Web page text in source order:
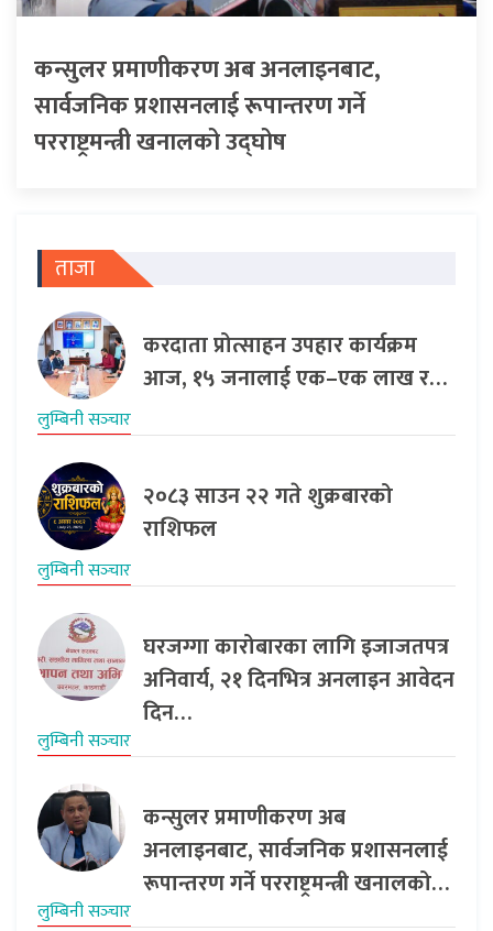
कन्सुलर प्रमाणीकरण अब अनलाइनबाट,
सार्वजनिक प्रशासनलाई रूपान्तरण गर्ने
परराष्ट्रमन्त्री खनालको उद्घोष
ताजा
करदाता प्रोत्साहन उपहार कार्यक्रम
आज, १५ जनालाई एक–एक लाख र…
लुम्बिनी सञ्‍चार
२०८३ साउन २२ गते शुक्रबारको
राशिफल
लुम्बिनी सञ्‍चार
घरजग्गा कारोबारका लागि इजाजतपत्र
अनिवार्य, २१ दिनभित्र अनलाइन आवेदन
दिन…
लुम्बिनी सञ्‍चार
कन्सुलर प्रमाणीकरण अब
अनलाइनबाट, सार्वजनिक प्रशासनलाई
रूपान्तरण गर्ने परराष्ट्रमन्त्री खनालको…
लुम्बिनी सञ्‍चार